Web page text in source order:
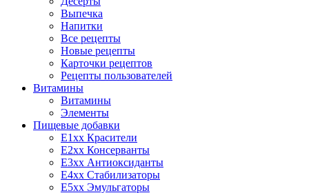
Выпечка
Напитки
Все рецепты
Новые рецепты
Карточки рецептов
Рецепты пользователей
Витамины
Витамины
Элементы
Пищевые добавки
E1xx Красители
E2xx Консерванты
E3xx Антиоксиданты
E4xx Стабилизаторы
E5xx Эмульгаторы